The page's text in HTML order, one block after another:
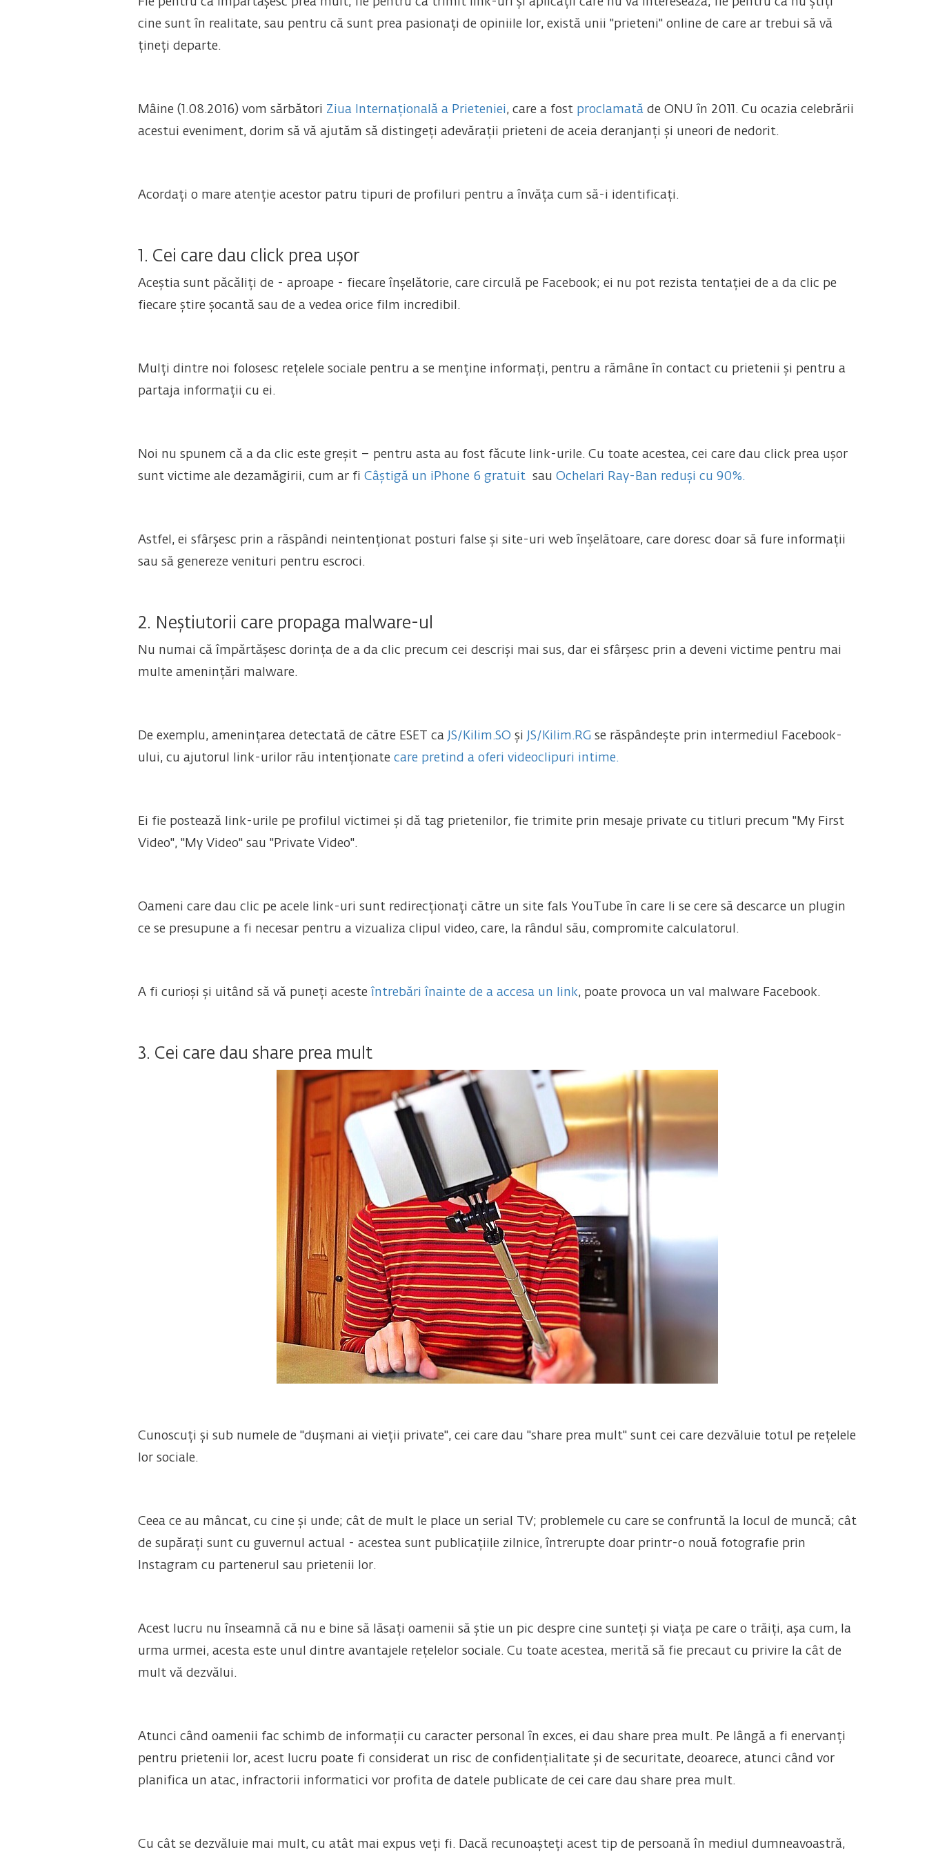
cine sunt în realitate, sau pentru că sunt prea pasionați de opiniile lor, există unii "prieteni" online de care ar trebui să vă
țineți departe.
Mâine (1.08.2016) vom sărbători Ziua Internațională a Prieteniei, care a fost proclamatăde ONU în 2011. Cu ocazia celebrării
acestui eveniment, dorim să vă ajutăm să distingeți adevărații prieteni de aceia deranjanți și uneori de nedorit.
Acordați o mare atenție acestor patru tipuri de profiluri pentru a învăța cum să-i identificați.
1. Cei care dau click prea ușor
Aceștia sunt păcăliți de - aproape - fiecare înșelătorie, care circulă pe Facebook; ei nu pot rezista tentației de a da clic pe
fiecare știre șocantă sau de a vedea orice film incredibil.
Mulți dintre noi folosesc rețelele sociale pentru a se menține informați, pentru a rămâne în contact cu prietenii și pentru a
partaja informații cu ei.
Noi nu spunem că a da clic este greșit – pentru asta au fost făcute link-urile. Cu toate acestea, cei care dau click prea ușor
sunt victime ale dezamăgirii, cum ar fi Câștigă un iPhone 6 gratuit sau Ochelari Ray-Ban reduși cu 90%.
Astfel, ei sfârșesc prin a răspândi neintenționat posturi false și site-uri web înșelătoare, care doresc doar să fure informații
sau să genereze venituri pentru escroci.
2. Neștiutorii care propaga malware-ul
Nu numai că împărtășesc dorința de a da clic precum cei descriși mai sus, dar ei sfârșesc prin a deveni victime pentru mai
multe amenințări malware.
De exemplu, amenințarea detectată de către ESET ca JS/Kilim.SO și JS/Kilim.RGse răspândește prin intermediul Facebook-
ului, cu ajutorul link-urilor rău intenționate care pretind a oferi videoclipuri intime.
Ei fie postează link-urile pe profilul victimei și dă tag prietenilor, fie trimite prin mesaje private cu titluri precum "My First
Video", "My Video" sau "Private Video".
Oameni care dau clic pe acele link-uri sunt redirecționați către un site fals YouTube în care li se cere să descarce un plugin
ce se presupune a fi necesar pentru a vizualiza clipul video, care, la rândul său, compromite calculatorul.
A fi curioși și uitând să vă puneți aceste întrebări înainte de a accesa un link, poate provoca un val malware Facebook.
3. Cei care dau share prea mult
Cunoscuți și sub numele de "dușmani ai vieții private", cei care dau "share prea mult" sunt cei care dezvăluie totul pe rețelele
lor sociale.
Ceea ce au mâncat, cu cine și unde; cât de mult le place un serial TV; problemele cu care se confruntă la locul de muncă; cât
de supărați sunt cu guvernul actual - acestea sunt publicațiile zilnice, întrerupte doar printr-o nouă fotografie prin
Instagram cu partenerul sau prietenii lor.
Acest lucru nu înseamnă că nu e bine să lăsați oamenii să știe un pic despre cine sunteți și viața pe care o trăiți, așa cum, la
urma urmei, acesta este unul dintre avantajele rețelelor sociale. Cu toate acestea, merită să fie precaut cu privire la cât de
mult vă dezvălui.
Atunci când oamenii fac schimb de informații cu caracter personal în exces, ei dau share prea mult. Pe lângă a fi enervanți
pentru prietenii lor, acest lucru poate fi considerat un risc de confidențialitate și de securitate, deoarece, atunci când vor
planifica un atac, infractorii informatici vor profita de datele publicate de cei care dau share prea mult.
Cu cât se dezvăluie mai mult, cu atât mai expus veți fi. Dacă recunoașteți acest tip de persoană în mediul dumneavoastră,